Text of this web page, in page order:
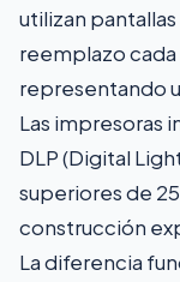
utilizan
reemplazo
representando
Las impresoras
DLP (Digital
superiores de
construcción
La diferencia